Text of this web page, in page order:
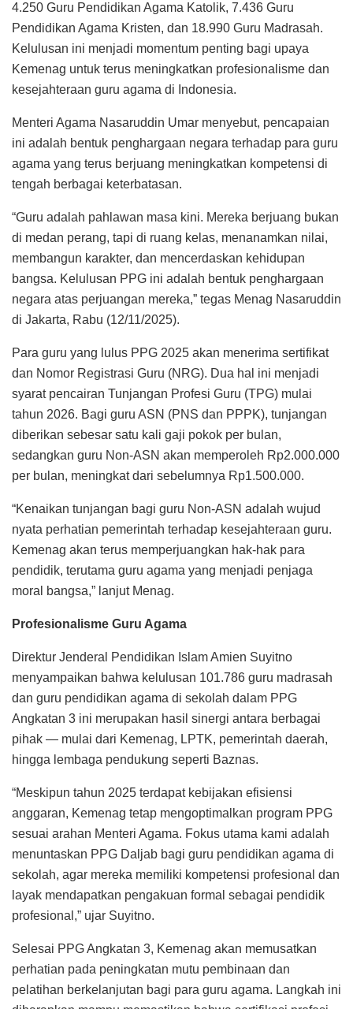
4.250 Guru Pendidikan Agama Katolik, 7.436 Guru
Pendidikan Agama Kristen, dan 18.990 Guru Madrasah.
Kelulusan ini menjadi momentum penting bagi upaya
Kemenag untuk terus meningkatkan profesionalisme dan
kesejahteraan guru agama di Indonesia.
Menteri Agama Nasaruddin Umar menyebut, pencapaian
ini adalah bentuk penghargaan negara terhadap para guru
agama yang terus berjuang meningkatkan kompetensi di
tengah berbagai keterbatasan.
“Guru adalah pahlawan masa kini. Mereka berjuang bukan
di medan perang, tapi di ruang kelas, menanamkan nilai,
membangun karakter, dan mencerdaskan kehidupan
bangsa. Kelulusan PPG ini adalah bentuk penghargaan
negara atas perjuangan mereka,” tegas Menag Nasaruddin
di Jakarta, Rabu (12/11/2025).
Para guru yang lulus PPG 2025 akan menerima sertifikat
dan Nomor Registrasi Guru (NRG). Dua hal ini menjadi
syarat pencairan Tunjangan Profesi Guru (TPG) mulai
tahun 2026. Bagi guru ASN (PNS dan PPPK), tunjangan
diberikan sebesar satu kali gaji pokok per bulan,
sedangkan guru Non-ASN akan memperoleh Rp2.000.000
per bulan, meningkat dari sebelumnya Rp1.500.000.
“Kenaikan tunjangan bagi guru Non-ASN adalah wujud
nyata perhatian pemerintah terhadap kesejahteraan guru.
Kemenag akan terus memperjuangkan hak-hak para
pendidik, terutama guru agama yang menjadi penjaga
moral bangsa,” lanjut Menag.
Profesionalisme Guru Agama
Direktur Jenderal Pendidikan Islam Amien Suyitno
menyampaikan bahwa kelulusan 101.786 guru madrasah
dan guru pendidikan agama di sekolah dalam PPG
Angkatan 3 ini merupakan hasil sinergi antara berbagai
pihak — mulai dari Kemenag, LPTK, pemerintah daerah,
hingga lembaga pendukung seperti Baznas.
“Meskipun tahun 2025 terdapat kebijakan efisiensi
anggaran, Kemenag tetap mengoptimalkan program PPG
sesuai arahan Menteri Agama. Fokus utama kami adalah
menuntaskan PPG Daljab bagi guru pendidikan agama di
sekolah, agar mereka memiliki kompetensi profesional dan
layak mendapatkan pengakuan formal sebagai pendidik
profesional,” ujar Suyitno.
Selesai PPG Angkatan 3, Kemenag akan memusatkan
perhatian pada peningkatan mutu pembinaan dan
pelatihan berkelanjutan bagi para guru agama. Langkah ini